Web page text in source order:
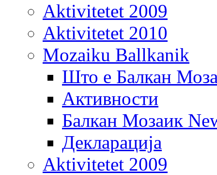
Aktivitetet 2009
Aktivitetet 2010
Mozaiku Ballkanik
Што е Балкан
Активности
Балкан Мозаик
Декларација
Aktivitetet 2009